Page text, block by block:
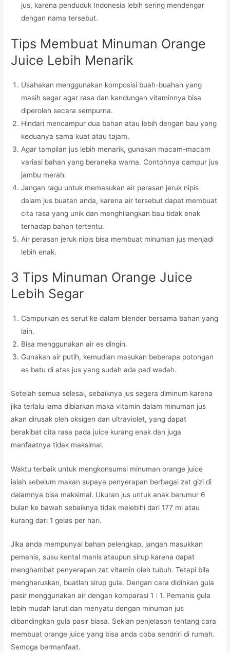
jus, karena penduduk Indonesia lebih sering mendengar
dengan nama tersebut.
Tips Membuat Minuman Orange
Juice Lebih Menarik
Usahakan menggunakan komposisi buah-buahan yang
masih segar agar rasa dan kandungan vitaminnya bisa
diperoleh secara sempurna.
Hindari mencampur dua bahan atau lebih dengan bau yang
keduanya sama kuat atau tajam.
Agar tampilan jus lebih menarik, gunakan macam-macam
variasi bahan yang beraneka warna. Contohnya campur jus
jambu merah.
Jangan ragu untuk memasukan air perasan jeruk nipis
dalam jus buatan anda, karena air tersebut dapat membuat
cita rasa yang unik dan menghilangkan bau tidak enak
terhadap bahan tertentu.
Air perasan jeruk nipis bisa membuat minuman jus menjadi
lebih enak.
3 Tips Minuman Orange Juice
Lebih Segar
Campurkan es serut ke dalam blender bersama bahan yang
lain.
Bisa menggunakan air es dingin.
Gunakan air putih, kemudian masukan beberapa potongan
es batu di atas jus yang sudah ada pad wadah.
Setelah semua selesai, sebaiknya jus segera diminum karena
jika terlalu lama dibiarkan maka vitamin dalam minuman jus
akan dirusak oleh oksigen dan ultraviolet, yang dapat
berakibat cita rasa pada juice kurang enak dan juga
manfaatnya tidak maksimal.
Waktu terbaik untuk mengkonsumsi minuman orange juice
ialah sebelum makan supaya penyerapan berbagai zat gizi di
dalamnya bisa maksimal. Ukuran jus untuk anak berumur 6
bulan ke bawah sebaiknya tidak melebihi dari 177 ml atau
kurang dari 1 gelas per hari.
Jika anda mempunyai bahan pelengkap, jangan masukkan
pemanis, susu kental manis ataupun sirup karena dapat
menghambat penyerapan zat vitamin oleh tubuh. Tetapi bila
mengharuskan, buatlah sirup gula. Dengan cara didihkan gula
pasir menggunakan air dengan komparasi 1 : 1. Pemanis gula
lebih mudah larut dan menyatu dengan minuman jus
dibandingkan gula pasir biasa. Sekian penjelasan tentang cara
membuat orange juice yang bisa anda coba sendriri di rumah.
Semoga bermanfaat.